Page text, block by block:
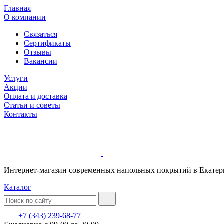
Главная
О компании
Связаться
Сертификаты
Отзывы
Вакансии
Услуги
Акции
Оплата и доставка
Статьи и советы
Контакты
Интернет-магазин современных напольных покрытий в
Каталог
+7 (343) 239-68-77